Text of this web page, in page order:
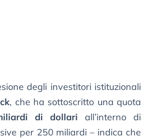
degli investitori istituzionali
, che ha sottoscritto una quota
di dollari all’interno di
per 250 miliardi – indica che